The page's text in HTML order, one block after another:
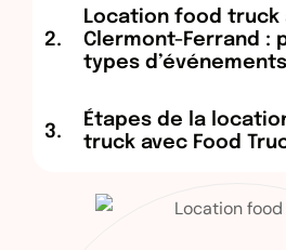
Location food truck
Clermont-Ferrand :
types
Étapes de la
truck avec Food